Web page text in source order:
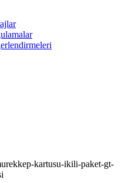
kartusu-ikili-paket-gt-